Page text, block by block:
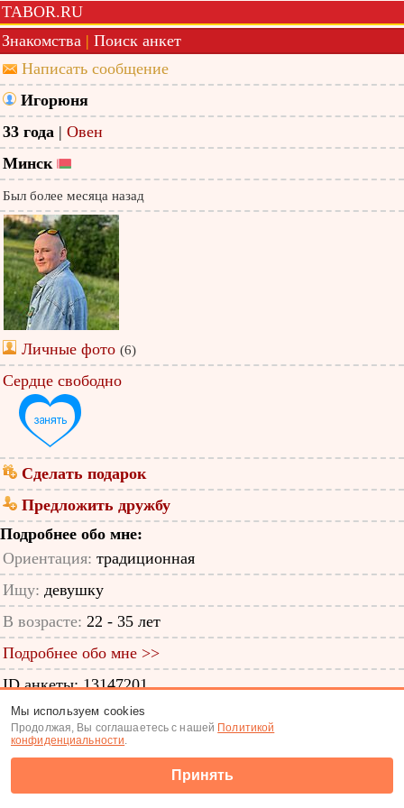
TABOR.RU
Знакомства | Поиск анкет
Написать сообщение
Игорюня
33 года | Овен
Минск
Был более месяца назад
Личные фото (6)
Сердце свободно
Сделать подарок
Предложить дружбу
Подробнее обо мне:
Ориентация: традиционная
Ищу: девушку
В возрасте: 22 - 35 лет
Подробнее обо мне >>
ID анкеты: 13147201
Знакомства|Поиск анкет
(c) Tabor.ru 2026
Мы используем cookies
Продолжая, Вы соглашаетесь с нашей Политикой
конфиденциальности.
Принять